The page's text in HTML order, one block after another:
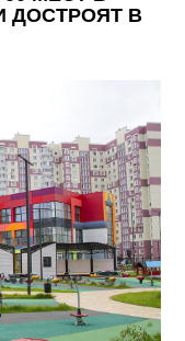
ДОСТРОЯТ В